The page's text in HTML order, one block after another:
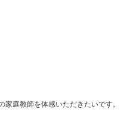
庭教師を体感いただきたいです。